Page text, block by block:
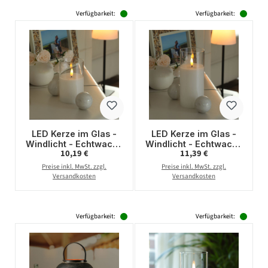
Verfügbarkeit:
LED Kerze im Glas -
Windlicht - Echtwachs
- flackernde 3D
Flamme - Timer - H:
12,5cm - D: 7,5cm
Regulärer Preis:
10,19 €
Preise inkl. MwSt. zzgl.
Versandkosten
Verfügbarkeit:
LED Kerze im Glas -
Windlicht - Echtwachs
- flackernde 3D
Flamme - Timer - H:
17,5cm - D: 7,5cm
Regulärer Preis:
11,39 €
Preise inkl. MwSt. zzgl.
Versandkosten
Verfügbarkeit: Verfügbarkeit: